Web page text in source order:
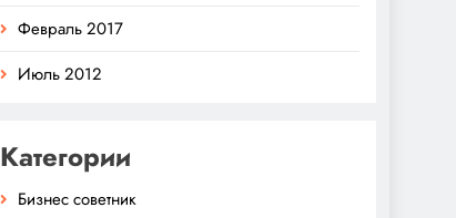
Февраль 2017
Июль 2012
Категории
Бизнес советник